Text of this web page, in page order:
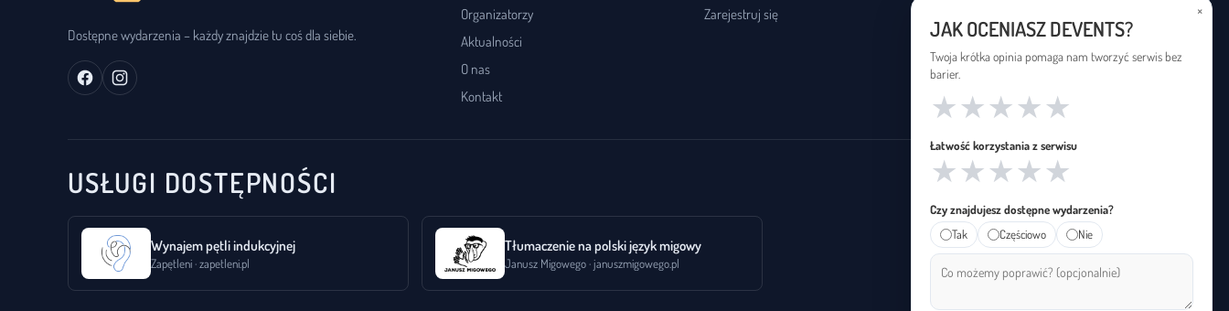
Dostępne wydarzenia – każdy znajdzie tu coś dla siebie.
Organizatorzy
Aktualności
O nas
Kontakt
Zarejestruj się
Deklaracja dostępności
USŁUGI DOSTĘPNOŚCI
Wynajem pętli indukcyjnej
Zapętleni · zapetleni.pl
Tłumaczenie na polski język migowy
Janusz Migowego · januszmigowego.pl
×
JAK OCENIASZ DEVENTS?
Twoja krótka opinia pomaga nam tworzyć serwis bez
barier.
★
★
★
★
★
Łatwość korzystania z serwisu
★
★
★
★
★
Czy znajdujesz dostępne wydarzenia?
Tak
Częściowo Nie